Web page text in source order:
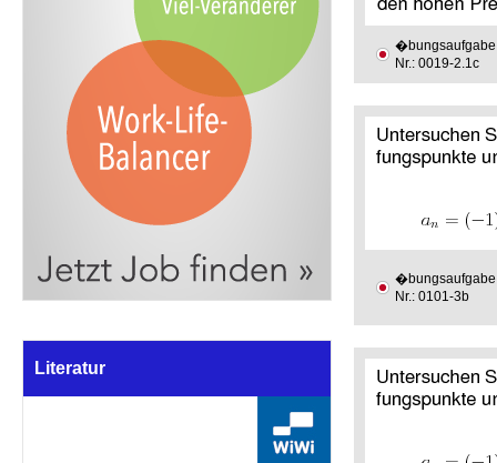
Literatur
�bungsaufgabe
Nr.: 0019-2.1c
�bungsaufgabe
Nr.: 0101-3b